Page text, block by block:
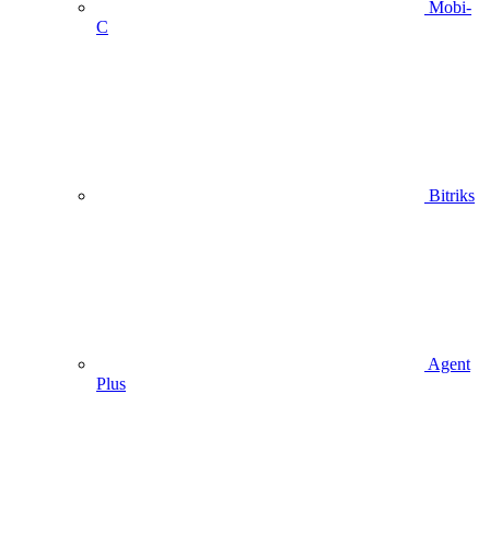
Mobi-
C
Bitriks
Agent
Plus